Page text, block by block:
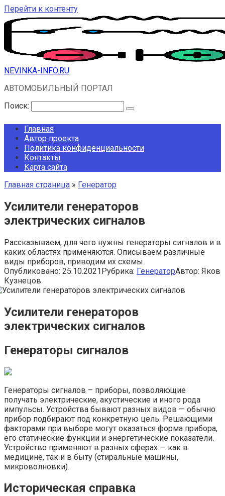
Перейти к контенту
NEVINKA-INFO.RU
АВТОМОБИЛЬНЫЙ ПОРТАЛ
Поиск:
Главная
Автор проекта
Политика конфиденциальности
Контакты
Карта сайта
Главная страница » Генератор
Усилители генераторов
электрических сигналов
Рассказываем, для чего нужны генераторы сигналов и в
каких областях применяются. Описываем различные
виды приборов, приводим их схемы.
Опубликовано: 25.10.2021Рубрика: ГенераторАвтор: Яков
Кузнецов
Усилители генераторов
электрических сигналов
Генераторы сигналов
Генераторы сигналов – приборы, позволяющие
получать электрические, акустические и иного рода
импульсы. Устройства бывают разных видов — обычно
прибор подбирают под конкретную цель. Решающими
факторами при выборе могут оказаться форма прибора,
его статические функции и энергетические показатели.
Устройство применяют в разных сферах — как в
медицине, так и в быту (стиральные машины,
микроволновки).
Историческая справка